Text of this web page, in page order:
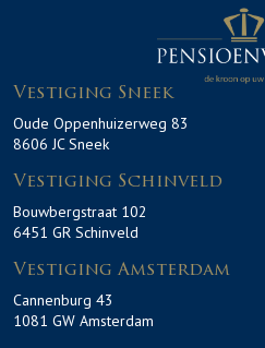
Vestiging Sneek
Oude Oppenhuizerweg 83
8606 JC Sneek
Vestiging Schinveld
Bouwbergstraat 102
6451 GR Schinveld
Vestiging Amsterdam
Cannenburg 43
1081 GW Amsterdam